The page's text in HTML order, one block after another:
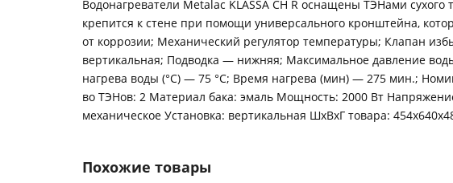
Водонагреватели Metalac KLASSA CH R оснащены ТЭНами
крепится к стене при помощи универсального кронштейна,
от коррозии; Механический регулятор температуры; Клапан
вертикальная; Подводка — нижняя; Максимальное давление
нагрева воды (°С) — 75 °С; Время нагрева (мин) — 275 мин.;
во ТЭНов: 2 Материал бака: эмаль Мощность: 2000 Вт
механическое Установка: вертикальная ШxВxГ товара:
Похожие товары